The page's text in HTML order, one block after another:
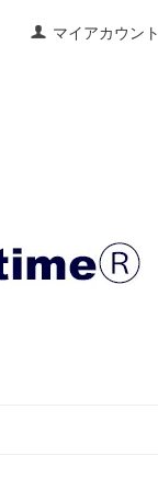
マイアカウント